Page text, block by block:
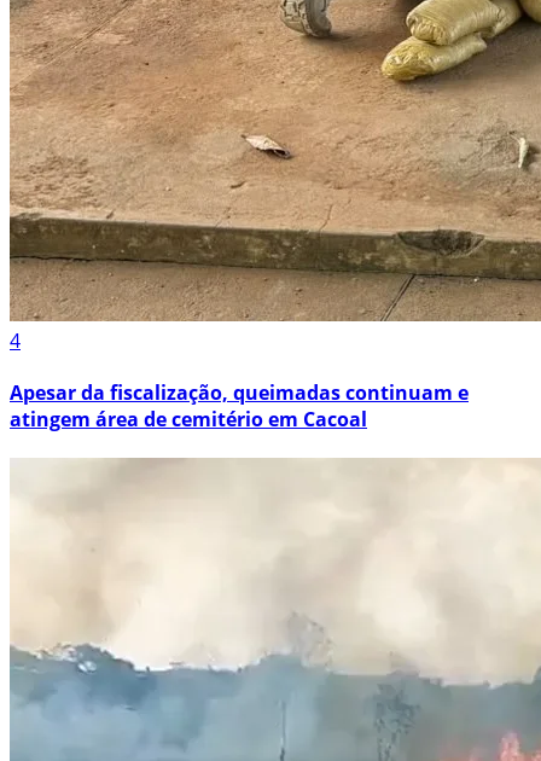
4
Apesar da fiscalização, queimadas continuam e
atingem área de cemitério em Cacoal